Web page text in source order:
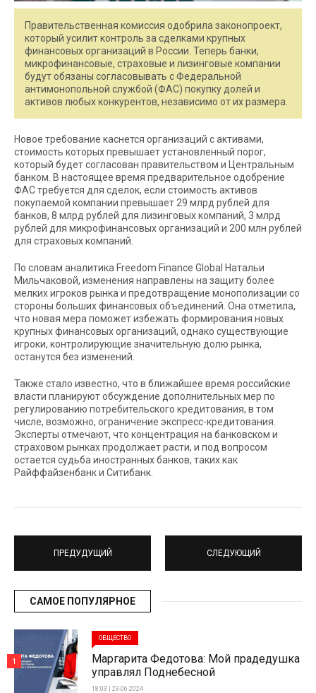
Правительственная комиссия одобрила законопроект,
который усилит контроль за сделками крупных
финансовых организаций в России. Теперь банки,
микрофинансовые, страховые и лизинговые компании
будут обязаны согласовывать с Федеральной
антимонопольной службой (ФАС) покупку долей и
активов любых конкурентов, независимо от их размера.
Новое требование каснется организаций с активами,
стоимость которых превышает установленный порог,
который будет согласован правительством и Центральным
банком. В настоящее время предварительное одобрение
ФАС требуется для сделок, если стоимость активов
покупаемой компании превышает 29 млрд рублей для
банков, 8 млрд рублей для лизинговых компаний, 3 млрд
рублей для микрофинансовых организаций и 200 млн рублей
для страховых компаний.
По словам аналитика Freedom Finance Global Натальи
Мильчаковой, изменения направлены на защиту более
мелких игроков рынка и предотвращение монополизации со
стороны больших финансовых объединений. Она отметила,
что новая мера поможет избежать формирования новых
крупных финансовых организаций, однако существующие
игроки, контролирующие значительную долю рынка,
останутся без изменений.
Также стало известно, что в ближайшее время российские
власти планируют обсуждение дополнительных мер по
регулированию потребительского кредитования, в том
числе, возможно, ограничение экспресс-кредитования.
Эксперты отмечают, что концентрация на банковском и
страховом рынках продолжает расти, и под вопросом
остается судьба иностранных банков, таких как
Райффайзенбанк и Ситибанк.
ПРЕДУДУЩИЙ СЛЕДУЮЩИЙ
САМОЕ ПОПУЛЯРНОЕ
ОБЩЕСТВО
Маргарита Федотова: Мой прадедушка
управлял Поднебесной
18:03 | 23-06-2024
1